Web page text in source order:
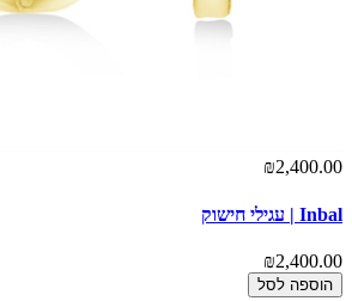
₪2,400.00
Inbal | עגילי חישוק
₪2,400.00
הוספה לסל